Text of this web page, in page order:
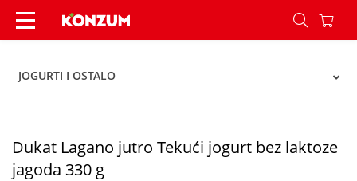
Dukat Lagano jutro Tekući jogurt bez laktoze
JOGURTI I OSTALO
Dukat Lagano jutro Tekući jogurt bez laktoze
jagoda 330 g